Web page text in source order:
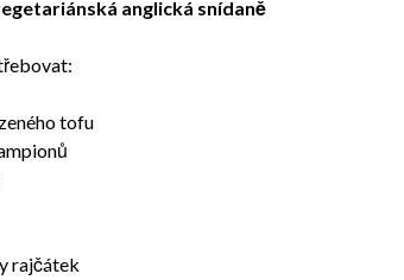
anglická snídaně
tofu
rajčátek